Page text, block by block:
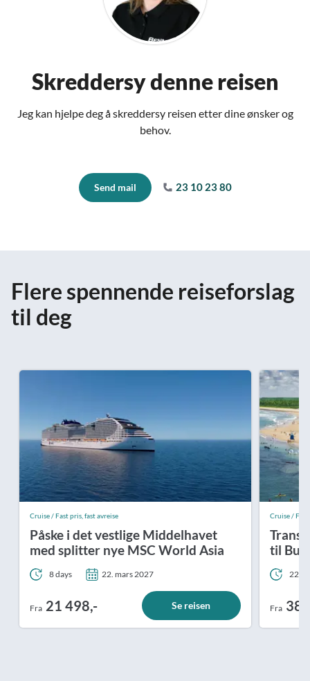
Skreddersy denne reisen
Jeg kan hjelpe deg å skreddersy reisen etter dine ønsker og
behov.
Send mail 23 10 23 80
Flere spennende reiseforslag
til deg
Cruise / Fast pris, fast avreise
Påske i det vestlige Middelhavet
med splitter nye MSC World Asia
8 days 22. mars 2027
Fra 21 498,- Se reisen
Cruise / Fast
til
22
Fra 38